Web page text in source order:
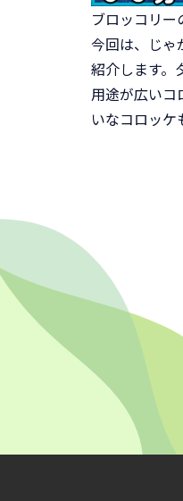
ブロッコリー
今回は、じゃ
紹介します。
用途が広いコ
いなコロッケ